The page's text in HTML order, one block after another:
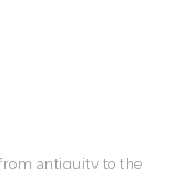
antiquity to the